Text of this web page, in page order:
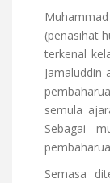
(penasihat
terkenal
Jamaluddin
semula
Sebagai
Semasa